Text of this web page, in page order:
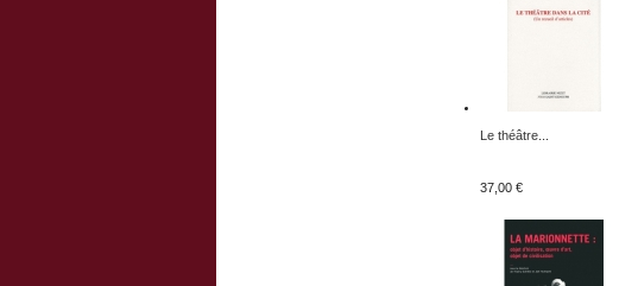
Le théâtre...
37,00 €